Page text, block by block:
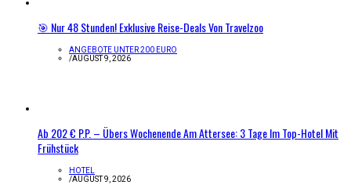
🎯 Nur 48 Stunden! Exklusive Reise-Deals Von Travelzoo
ANGEBOTE UNTER 200 EURO
/AUGUST 9, 2026
Ab 202 € P.P. – Übers Wochenende Am Attersee: 3 Tage Im Top-Hotel Mit
Frühstück
HOTEL
/AUGUST 9, 2026